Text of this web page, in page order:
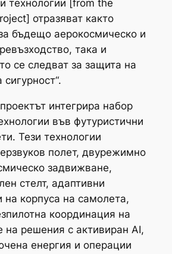
технологии [from the
отразяват както
бъдещо аерокосмическо и
така и
се следват за защита на
интегрира набор
във футуристични
Тези технологии
полет, двурежимно
задвижване,
стелт, адаптивни
на корпуса на самолета,
координация на
на решения с активиран AI,
енергия и операции